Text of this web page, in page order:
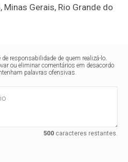
Gerais, Rio Grande do
responsabilidade de quem realizá-lo.
ou eliminar comentários em desacordo
palavras ofensivas.
500caracteres restantes.